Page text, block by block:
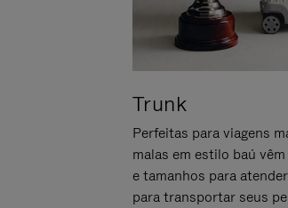
Trunk
Perfeitas para viagens
malas em estilo baú
e tamanhos para
para transportar seus